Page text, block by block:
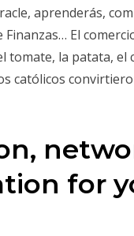
aprenderás,
El
tomate, la patata, el
católicos
for